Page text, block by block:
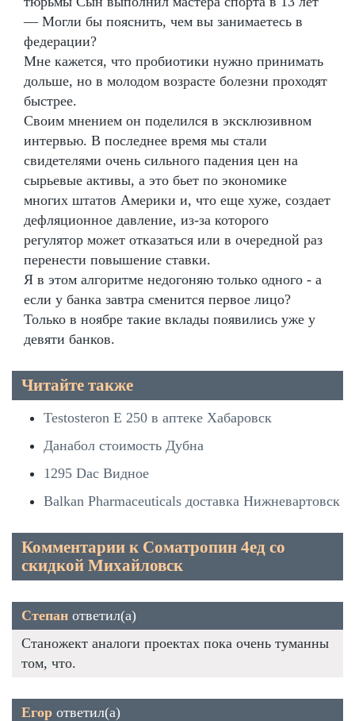
— Могли бы пояснить, чем вы занимаетесь в
федерации?
Мне кажется, что пробиотики нужно принимать
дольше, но в молодом возрасте болезни проходят
быстрее.
Своим мнением он поделился в эксклюзивном
интервью. В последнее время мы стали
свидетелями очень сильного падения цен на
сырьевые активы, а это бьет по экономике
многих штатов Америки и, что еще хуже, создает
дефляционное давление, из-за которого
регулятор может отказаться или в очередной раз
перенести повышение ставки.
Я в этом алгоритме недогоняю только одного - а
если у банка завтра сменится первое лицо?
Только в ноябре такие вклады появились уже у
девяти банков.
Читайте также
Testosteron E 250 в аптеке Хабаровск
Данабол стоимость Дубна
1295 Dac Видное
Balkan Pharmaceuticals доставка Нижневартовск
Комментарии к Cоматропин 4ед со
скидкой Михайловск
Степан ответил(а)
Станожект аналоги проектах пока очень туманны
том, что.
Егор ответил(а)